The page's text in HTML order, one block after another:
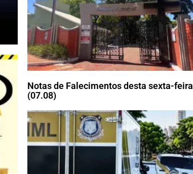
Notas de Falecimentos desta sexta-feira
(07.08)